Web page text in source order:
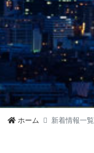
ホーム 新着情報一覧